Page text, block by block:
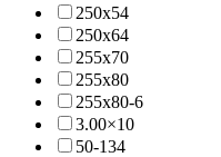
250x54
250x64
255x70
255x80
255x80-6
3.00×10
50-134